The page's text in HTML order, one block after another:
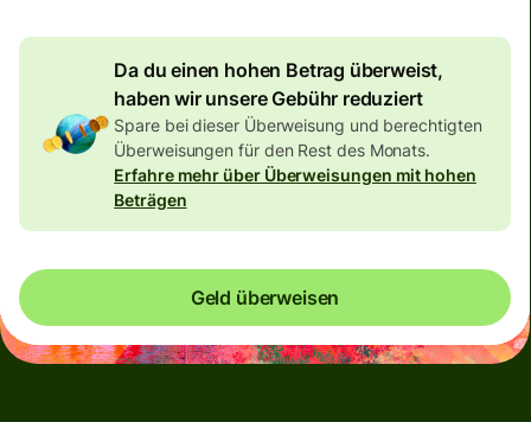
Da du einen hohen Betrag überweist,
haben wir unsere Gebühr reduziert
Spare bei dieser Überweisung und berechtigten
Überweisungen für den Rest des Monats.
Erfahre mehr über Überweisungen mit hohen
Beträgen
Geld überweisen